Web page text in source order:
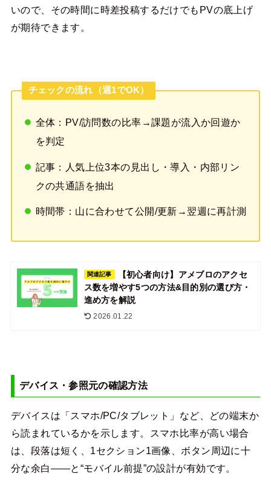
いので、その時間に時差投稿するだけでもPVの底上げ
が期待できます。
チェックの流れ（週1でOK）
全体：PV/訪問数の比率→課題が流入か回遊か
を判定
記事：人気上位3本の見出し・導入・内部リン
クの共通語を抽出
時間帯：山に合わせて公開/更新→翌週に再計測
関連記事
【初心者向け】アメブロのアクセ
ス数を増やす5つの方法&目的別の選び方・
進め方を解説
2026.01.22
デバイス・参照元の確認方法
デバイスは「スマホ/PC/タブレット」など、どの端末か
ら読まれているかを示します。スマホ比率が高い場合
は、段落は短く、1セクション1画像、ボタン周辺に十
分な余白――と“モバイル前提”の設計が有効です。